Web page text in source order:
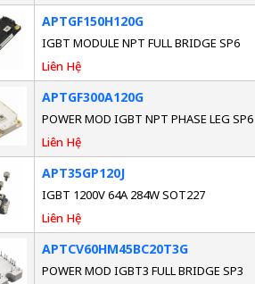
APTGF150H120G
IGBT MODULE NPT FULL BRIDGE SP6
Liên Hệ
APTGF300A120G
POWER MOD IGBT NPT PHASE LEG SP6
Liên Hệ
APT35GP120J
IGBT 1200V 64A 284W SOT227
Liên Hệ
APTCV60HM45BC20T3G
POWER MOD IGBT3 FULL BRIDGE SP3